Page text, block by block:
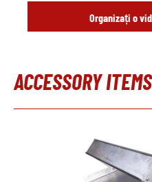
Accesorii
Organizați o
ACCESSORY ITEMS